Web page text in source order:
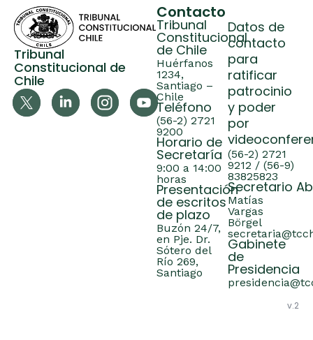
Tribunal
Constitucional de
Chile
Contacto
Tribunal
Constitucional
de Chile
Huérfanos
1234,
Santiago –
Chile
Teléfono
(56-2) 2721
9200
Horario de
Secretaría
9:00 a 14:00
horas
Presentación
de escritos
de plazo
Buzón 24/7,
en Pje. Dr.
Sótero del
Río 269,
Santiago
Datos de
contacto
para
ratificar
patrocinio
y poder
por
(56-2) 2721
9212 / (56-9)
83825823
Secretario
Matías
Vargas
Börgel
Gabinete
de
Presidencia
v.2